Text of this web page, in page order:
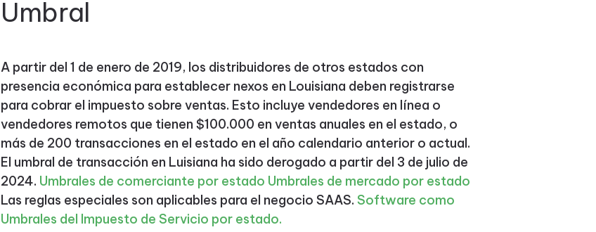
Umbral
A partir del 1 de enero de 2019, los distribuidores de otros estados con
presencia económica para establecer nexos en Louisiana deben registrarse
para cobrar el impuesto sobre ventas. Esto incluye vendedores en línea o
vendedores remotos que tienen $100.000 en ventas anuales en el estado, o
más de 200 transacciones en el estado en el año calendario anterior o actual.
El umbral de transacción en Luisiana ha sido derogado a partir del 3 de julio de
2024. Umbrales de comerciante por estado Umbrales de mercado por estado
Las reglas especiales son aplicables para el negocio SAAS. Software como
Umbrales del Impuesto de Servicio por estado.